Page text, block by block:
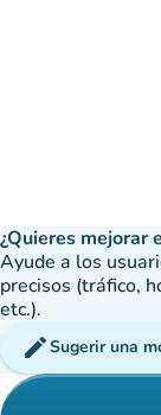
¿Quieres mejorar
Ayude a los
precisos (tráfico,
etc.).
editSugerir una